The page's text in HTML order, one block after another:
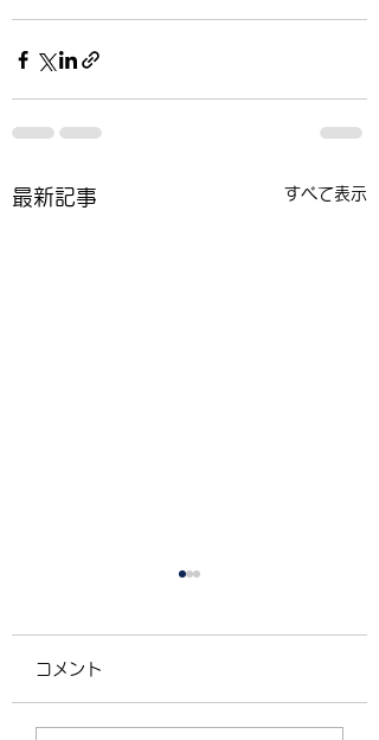
最新記事 すべて表示
コメント